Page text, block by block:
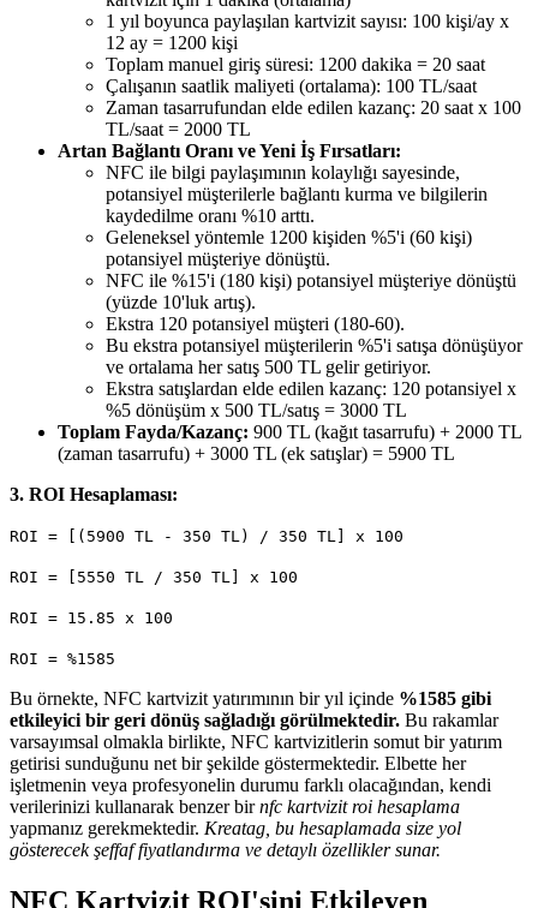
1 yıl boyunca paylaşılan kartvizit sayısı: 100 kişi/ay x
12 ay = 1200 kişi
Toplam manuel giriş süresi: 1200 dakika = 20 saat
Çalışanın saatlik maliyeti (ortalama): 100 TL/saat
Zaman tasarrufundan elde edilen kazanç: 20 saat x 100
TL/saat = 2000 TL
Artan Bağlantı Oranı ve Yeni İş Fırsatları:
NFC ile bilgi paylaşımının kolaylığı sayesinde,
potansiyel müşterilerle bağlantı kurma ve bilgilerin
kaydedilme oranı %10 arttı.
Geleneksel yöntemle 1200 kişiden %5'i (60 kişi)
potansiyel müşteriye dönüştü.
NFC ile %15'i (180 kişi) potansiyel müşteriye dönüştü
(yüzde 10'luk artış).
Ekstra 120 potansiyel müşteri (180-60).
Bu ekstra potansiyel müşterilerin %5'i satışa dönüşüyor
ve ortalama her satış 500 TL gelir getiriyor.
Ekstra satışlardan elde edilen kazanç: 120 potansiyel x
%5 dönüşüm x 500 TL/satış = 3000 TL
Toplam Fayda/Kazanç: 900 TL (kağıt tasarrufu) + 2000 TL
(zaman tasarrufu) + 3000 TL (ek satışlar) = 5900 TL
3. ROI Hesaplaması:
ROI = [(5900 TL - 350 TL) / 350 TL] x 100
ROI = [5550 TL / 350 TL] x 100
ROI = 15.85 x 100
ROI = %1585
Bu örnekte, NFC kartvizit yatırımının bir yıl içinde %1585 gibi
etkileyici bir geri dönüş sağladığı görülmektedir. Bu rakamlar
varsayımsal olmakla birlikte, NFC kartvizitlerin somut bir yatırım
getirisi sunduğunu net bir şekilde göstermektedir. Elbette her
işletmenin veya profesyonelin durumu farklı olacağından, kendi
verilerinizi kullanarak benzer birnfc kartvizit roi hesaplama
yapmanız gerekmektedir. Kreatag, bu hesaplamada size yol
gösterecek şeffaf fiyatlandırma ve detaylı özellikler sunar.
NFC Kartvizit ROI'sini Etkileyen